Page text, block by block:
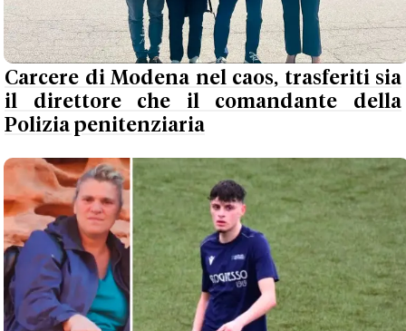
Carcere di Modena nel caos, trasferiti sia
il direttore che il comandante della
Polizia penitenziaria